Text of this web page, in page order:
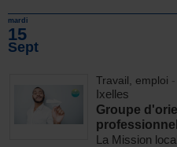
mardi
15
Sept
Travail, emploi -
Ixelles
Groupe
La Mission